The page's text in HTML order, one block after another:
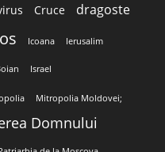
Cruce dragoste
Icoana Ierusalim
Israel
Mitropolia Moldovei;
Domnului